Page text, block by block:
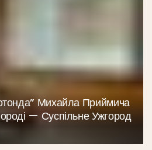
Михайла Приймича
— Суспільне Ужгород